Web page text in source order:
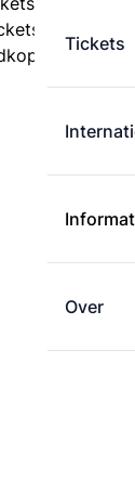
Tickets
Over
zijn
dan